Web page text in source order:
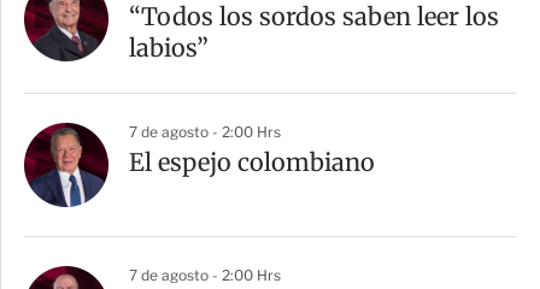
“Todos los sordos saben leer los
labios”
7 de agosto - 2:00 Hrs
El espejo colombiano
7 de agosto - 2:00 Hrs